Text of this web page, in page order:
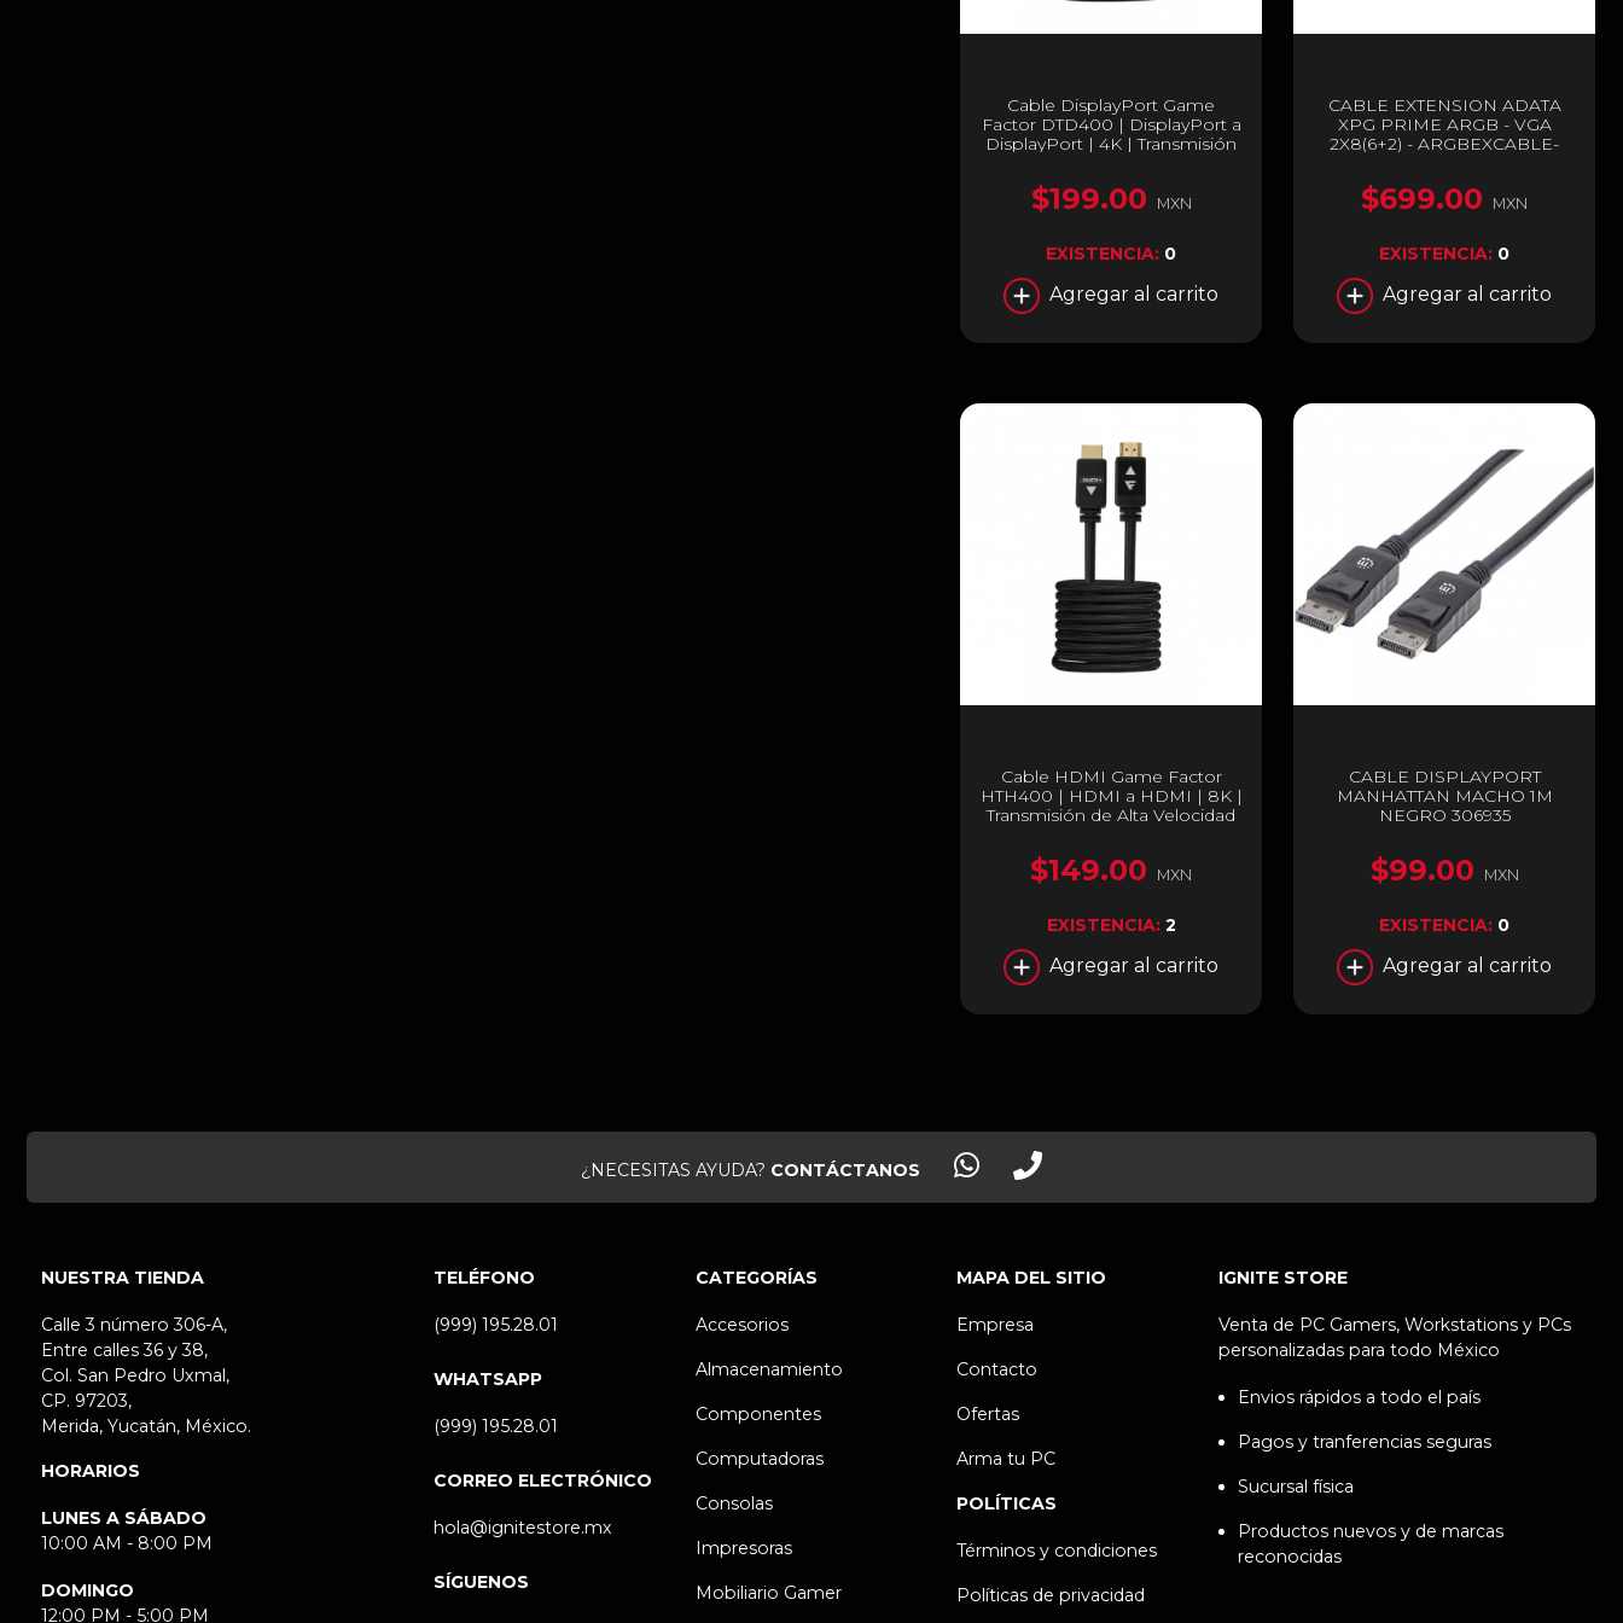
Cable DisplayPort Game
Factor DTD400 | DisplayPort a
DisplayPort | 4K | Transmisión
m | Negro | DTD400
$199.00 MXN
EXISTENCIA: 0
Agregar al carrito
CABLE EXTENSION ADATA
XPG PRIME ARGB - VGA
2X8(6+2) - ARGBEXCABLE-
$699.00 MXN
EXISTENCIA: 0
Agregar al carrito
Cable HDMI Game Factor
HTH400 | HDMI a HDMI | 8K |
Transmisión de Alta Velocidad
$149.00 MXN
EXISTENCIA: 2
Agregar al carrito
CABLE DISPLAYPORT
MANHATTAN MACHO 1M
NEGRO 306935
$99.00 MXN
EXISTENCIA: 0
Agregar al carrito
¿NECESITAS AYUDA? CONTÁCTANOS
NUESTRA TIENDA
Calle 3 número 306-A,
Entre calles 36 y 38,
Col. San Pedro Uxmal,
CP. 97203,
Merida, Yucatán, México.
HORARIOS
LUNES A SÁBADO
10:00 AM - 8:00 PM
DOMINGO
12:00 PM - 5:00 PM
TELÉFONO
(999) 195.28.01
WHATSAPP
(999) 195.28.01
CORREO ELECTRÓNICO
hola@ignitestore.mx
SÍGUENOS
CATEGORÍAS
Accesorios
Almacenamiento
Componentes
Computadoras
Consolas
Impresoras
Mobiliario Gamer
MAPA DEL SITIO
Empresa
Contacto
Ofertas
Arma tu PC
POLÍTICAS
Términos y condiciones
Políticas de privacidad
IGNITE STORE
Venta de PC Gamers, Workstations y PCs
personalizadas para todo México
Envios rápidos a todo el país
Pagos y tranferencias seguras
Sucursal física
Productos nuevos y de marcas
reconocidas